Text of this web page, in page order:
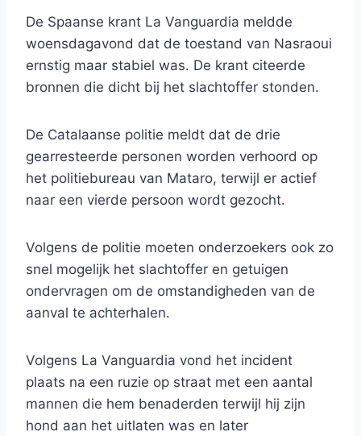
De Spaanse krant La Vanguardia meldde
woensdagavond dat de toestand van Nasraoui
ernstig maar stabiel was. De krant citeerde
bronnen die dicht bij het slachtoffer stonden.
De Catalaanse politie meldt dat de drie
gearresteerde personen worden verhoord op
het politiebureau van Mataro, terwijl er actief
naar een vierde persoon wordt gezocht.
Volgens de politie moeten onderzoekers ook zo
snel mogelijk het slachtoffer en getuigen
ondervragen om de omstandigheden van de
aanval te achterhalen.
Volgens La Vanguardia vond het incident
plaats na een ruzie op straat met een aantal
mannen die hem benaderden terwijl hij zijn
hond aan het uitlaten was en later